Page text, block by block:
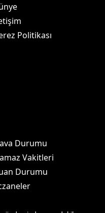
Politikası
Durumu
Vakitleri
Durumu